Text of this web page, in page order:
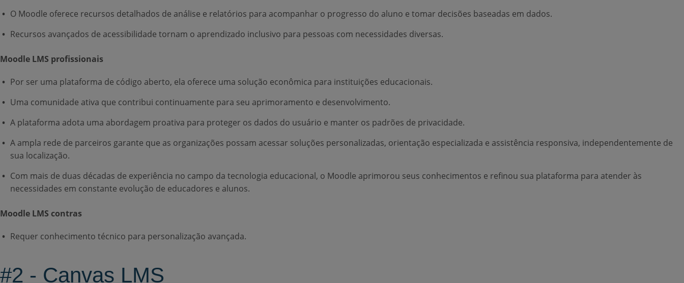
O Moodle oferece recursos detalhados de análise e relatórios para acompanhar o progresso do aluno e tomar decisões baseadas em dados.
Recursos avançados de acessibilidade tornam o aprendizado inclusivo para pessoas com necessidades diversas.
Moodle LMS profissionais
Por ser uma plataforma de código aberto, ela oferece uma solução econômica para instituições educacionais.
Uma comunidade ativa que contribui continuamente para seu aprimoramento e desenvolvimento.
A plataforma adota uma abordagem proativa para proteger os dados do usuário e manter os padrões de privacidade.
A ampla rede de parceiros garante que as organizações possam acessar soluções personalizadas, orientação especializada e assistência responsiva, independentemente de
sua localização.
Com mais de duas décadas de experiência no campo da tecnologia educacional, o Moodle aprimorou seus conhecimentos e refinou sua plataforma para atender às
necessidades em constante evolução de educadores e alunos.
Moodle LMS contras
Requer conhecimento técnico para personalização avançada.
#2 - Canvas LMS